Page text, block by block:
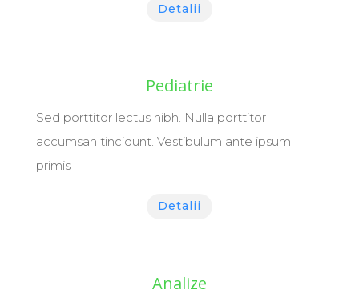
Detalii
Pediatrie
Sed porttitor lectus nibh. Nulla porttitor
accumsan tincidunt. Vestibulum ante ipsum
primis
Detalii
Analize